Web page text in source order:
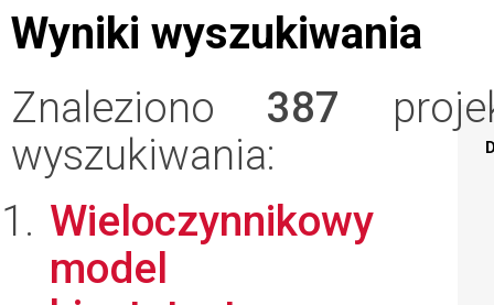
Wyniki wyszukiwania
Znaleziono 387
wyszukiwania:
Wieloczynnikowy
model